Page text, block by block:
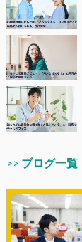
>> ブログ一覧